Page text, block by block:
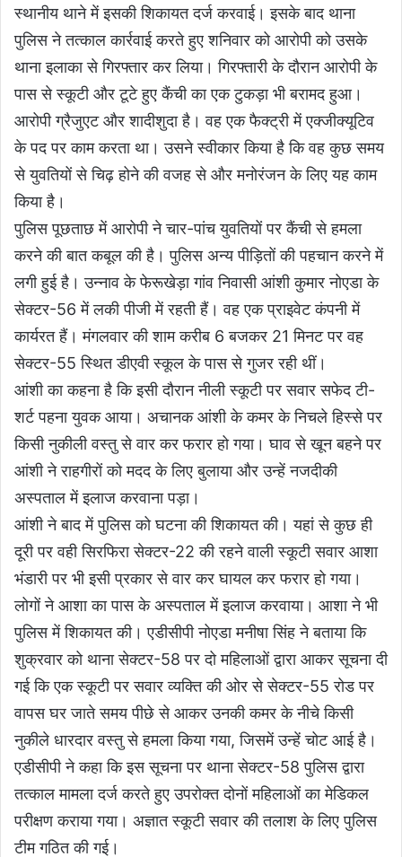
स्थानीय थाने में इसकी शिकायत दर्ज करवाई। इसके बाद थाना
पुलिस ने तत्काल कार्रवाई करते हुए शनिवार को आरोपी को उसके
थाना इलाका से गिरफ्तार कर लिया। गिरफ्तारी के दौरान आरोपी के
पास से स्कूटी और टूटे हुए कैंची का एक टुकड़ा भी बरामद हुआ।
आरोपी ग्रैजुएट और शादीशुदा है। वह एक फैक्ट्री में एक्जीक्यूटिव
के पद पर काम करता था। उसने स्वीकार किया है कि वह कुछ समय
से युवतियों से चिढ़ होने की वजह से और मनोरंजन के लिए यह काम
किया है।
पुलिस पूछताछ में आरोपी ने चार-पांच युवतियों पर कैंची से हमला
करने की बात कबूल की है। पुलिस अन्य पीड़ितों की पहचान करने में
लगी हुई है। उन्नाव के फेरूखेड़ा गांव निवासी आंशी कुमार नोएडा के
सेक्टर-56 में लकी पीजी में रहती हैं। वह एक प्राइवेट कंपनी में
कार्यरत हैं। मंगलवार की शाम करीब 6 बजकर 21 मिनट पर वह
सेक्टर-55 स्थित डीएवी स्कूल के पास से गुजर रही थीं।
आंशी का कहना है कि इसी दौरान नीली स्कूटी पर सवार सफेद टी-
शर्ट पहना युवक आया। अचानक आंशी के कमर के निचले हिस्से पर
किसी नुकीली वस्तु से वार कर फरार हो गया। घाव से खून बहने पर
आंशी ने राहगीरों को मदद के लिए बुलाया और उन्हें नजदीकी
अस्पताल में इलाज करवाना पड़ा।
आंशी ने बाद में पुलिस को घटना की शिकायत की। यहां से कुछ ही
दूरी पर वही सिरफिरा सेक्टर-22 की रहने वाली स्कूटी सवार आशा
भंडारी पर भी इसी प्रकार से वार कर घायल कर फरार हो गया।
लोगों ने आशा का पास के अस्पताल में इलाज करवाया। आशा ने भी
पुलिस में शिकायत की। एडीसीपी नोएडा मनीषा सिंह ने बताया कि
शुक्रवार को थाना सेक्टर-58 पर दो महिलाओं द्वारा आकर सूचना दी
गई कि एक स्कूटी पर सवार व्यक्ति की ओर से सेक्टर-55 रोड पर
वापस घर जाते समय पीछे से आकर उनकी कमर के नीचे किसी
नुकीले धारदार वस्तु से हमला किया गया, जिसमें उन्हें चोट आई है।
एडीसीपी ने कहा कि इस सूचना पर थाना सेक्टर-58 पुलिस द्वारा
तत्काल मामला दर्ज करते हुए उपरोक्त दोनों महिलाओं का मेडिकल
परीक्षण कराया गया। अज्ञात स्कूटी सवार की तलाश के लिए पुलिस
टीम गठित की गई।